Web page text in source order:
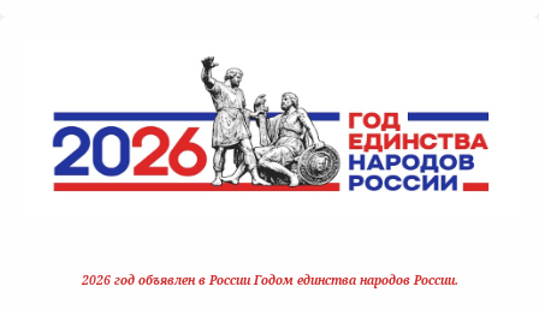
2026 год объявлен в России Годом единства народов России.